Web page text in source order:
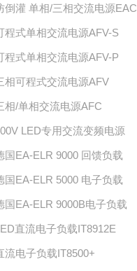
倒灌 单相/三相交流电源EAC系列
程式单相交流电源AFV-S
程式单相交流电源AFV-P
相可程式交流电源AFV
相/单相交流电源AFC
LED专用交流变频电源
国EA-ELR 9000 回馈负载
国EA-ELR 5000 电子负载
国EA-ELR 9000B电子负载
直流电子负载IT8912E
流电子负载IT8500+